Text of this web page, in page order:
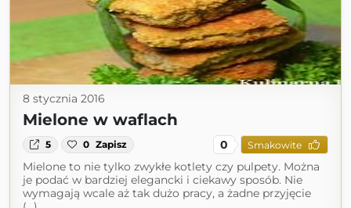
8 stycznia 2016
Mielone w waflach
5 0 Zapisz 0 Smakowite
Mielone to nie tylko zwykłe kotlety czy pulpety. Można
je podać w bardziej elegancki i ciekawy sposób. Nie
wymagają wcale aż tak dużo pracy, a żadne przyjęcie